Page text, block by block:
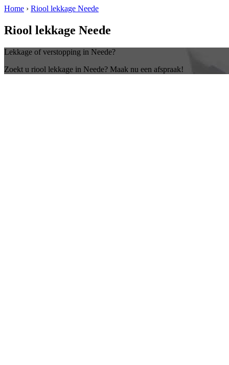
Home › Riool lekkage Neede
Riool lekkage Neede
Lekkage of verstopping in Neede?
Zoekt u riool lekkage in Neede? Maak nu een afspraak!